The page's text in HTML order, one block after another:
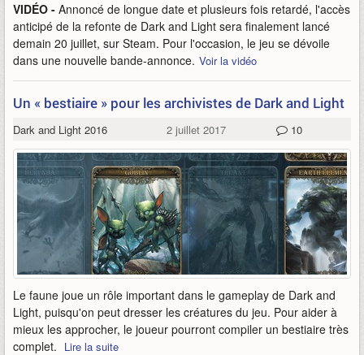
VIDÉO - Annoncé de longue date et plusieurs fois retardé, l'accès
anticipé de la refonte de Dark and Light sera finalement lancé
demain 20 juillet, sur Steam. Pour l'occasion, le jeu se dévoile
dans une nouvelle bande-annonce. Voir la vidéo
Un « bestiaire » pour les archivistes de Dark and Light
Dark and Light 2016 2 juillet 2017 10
Le faune joue un rôle important dans le gameplay de Dark and
Light, puisqu'on peut dresser les créatures du jeu. Pour aider à
mieux les approcher, le joueur pourront compiler un bestiaire très
complet. Lire la suite